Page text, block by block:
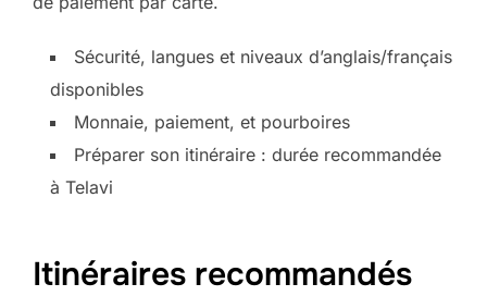
Sécurité, langues et niveaux d’anglais/français
disponibles
Monnaie, paiement, et pourboires
Préparer son itinéraire : durée recommandée
à Telavi
Itinéraires recommandés